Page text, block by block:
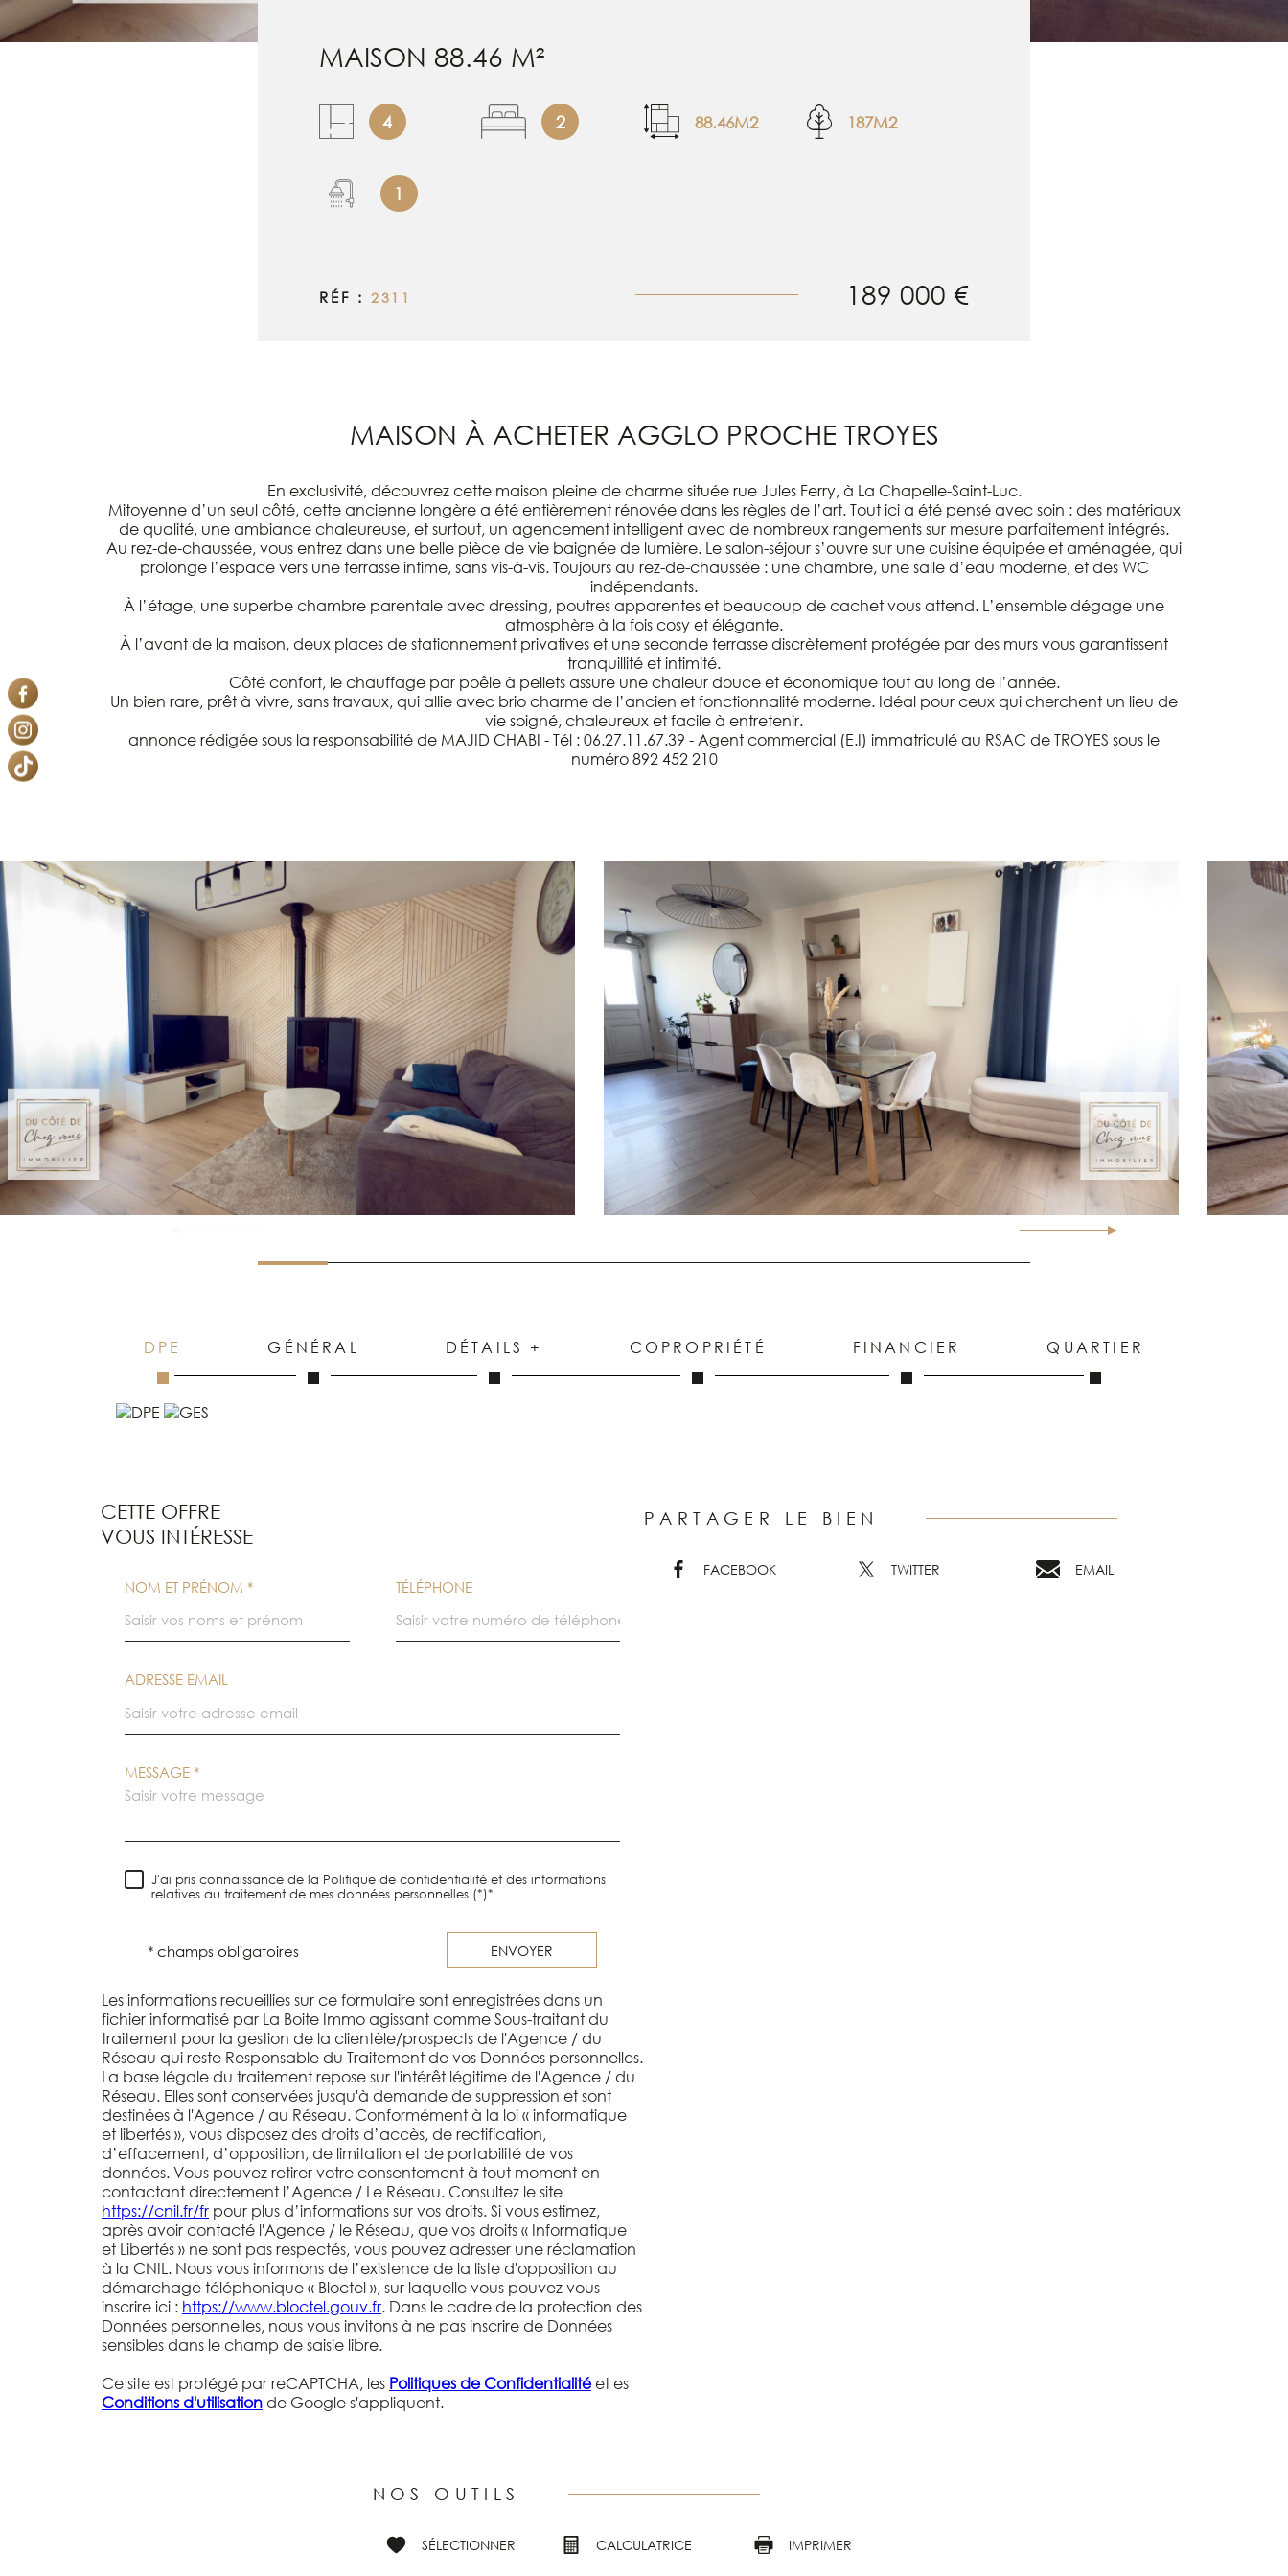
RÉF : 2311
MAISON 88.46 M²
4 2 88.46M2 187M2
1
189 000 €
MAISON À ACHETER AGGLO PROCHE TROYES
En exclusivité, découvrez cette maison pleine de charme située rue Jules Ferry, à La Chapelle-Saint-Luc.
Mitoyenne d’un seul côté, cette ancienne longère a été entièrement rénovée dans les règles de l’art. Tout ici a été pensé avec soin : des matériaux
de qualité, une ambiance chaleureuse, et surtout, un agencement intelligent avec de nombreux rangements sur mesure parfaitement intégrés.
Au rez-de-chaussée, vous entrez dans une belle pièce de vie baignée de lumière. Le salon-séjour s’ouvre sur une cuisine équipée et aménagée, qui
prolonge l’espace vers une terrasse intime, sans vis-à-vis. Toujours au rez-de-chaussée : une chambre, une salle d’eau moderne, et des WC
indépendants.
À l’étage, une superbe chambre parentale avec dressing, poutres apparentes et beaucoup de cachet vous attend. L’ensemble dégage une
atmosphère à la fois cosy et élégante.
À l’avant de la maison, deux places de stationnement privatives et une seconde terrasse discrètement protégée par des murs vous garantissent
tranquillité et intimité.
Côté confort, le chauffage par poêle à pellets assure une chaleur douce et économique tout au long de l’année.
Un bien rare, prêt à vivre, sans travaux, qui allie avec brio charme de l’ancien et fonctionnalité moderne. Idéal pour ceux qui cherchent un lieu de
vie soigné, chaleureux et facile à entretenir.
annonce rédigée sous la responsabilité de MAJID CHABI - Tél : 06.27.11.67.39 - Agent commercial (E.I) immatriculé au RSAC de TROYES sous le
numéro 892 452 210
DPE GÉNÉRAL DÉTAILS + COPROPRIÉTÉ FINANCIER QUARTIER
CETTE OFFRE
VOUS INTÉRESSE
NOM ET PRÉNOM * TÉLÉPHONE
ADRESSE EMAIL
MESSAGE *
J'ai pris connaissance de la Politique de confidentialité et des informations
relatives au traitement de mes données personnelles (*)*
* champs obligatoires ENVOYER
Les informations recueillies sur ce formulaire sont enregistrées dans un
fichier informatisé par La Boite Immo agissant comme Sous-traitant du
traitement pour la gestion de la clientèle/prospects de l'Agence / du
Réseau qui reste Responsable du Traitement de vos Données personnelles.
La base légale du traitement repose sur l'intérêt légitime de l'Agence / du
Réseau. Elles sont conservées jusqu'à demande de suppression et sont
destinées à l'Agence / au Réseau. Conformément à la loi « informatique
et libertés », vous disposez des droits d’accès, de rectification,
d’effacement, d’opposition, de limitation et de portabilité de vos
données. Vous pouvez retirer votre consentement à tout moment en
contactant directement l’Agence / Le Réseau. Consultez le site
https://cnil.fr/fr pour plus d’informations sur vos droits. Si vous estimez,
après avoir contacté l'Agence / le Réseau, que vos droits « Informatique
et Libertés » ne sont pas respectés, vous pouvez adresser une réclamation
à la CNIL. Nous vous informons de l’existence de la liste d'opposition au
démarchage téléphonique « Bloctel », sur laquelle vous pouvez vous
inscrire ici : https://www.bloctel.gouv.fr. Dans le cadre de la protection des
Données personnelles, nous vous invitons à ne pas inscrire de Données
sensibles dans le champ de saisie libre.
Ce site est protégé par reCAPTCHA, les Politiques de Confidentialitéet es
Conditions d'utilisation de Google s'appliquent.
PARTAGER LE BIEN
FACEBOOK TWITTER EMAIL
NOS OUTILS
SÉLECTIONNER CALCULATRICE IMPRIMER